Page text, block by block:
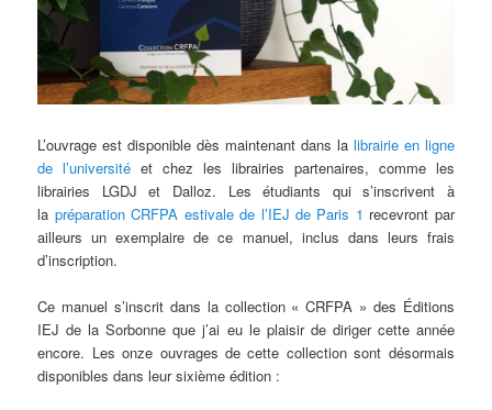
L’ouvrage est disponible dès maintenant dans la librairie en ligne
de l’université et chez les librairies partenaires, comme les
librairies LGDJ et Dalloz. Les étudiants qui s’inscrivent à
la préparation CRFPA estivale de l’IEJ de Paris 1 recevront par
ailleurs un exemplaire de ce manuel, inclus dans leurs frais
d’inscription.
Ce manuel s’inscrit dans la collection « CRFPA » des Éditions
IEJ de la Sorbonne que j’ai eu le plaisir de diriger cette année
encore. Les onze ouvrages de cette collection sont désormais
disponibles dans leur sixième édition :